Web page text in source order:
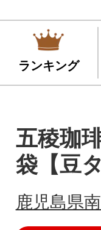
ランキング
五稜珈
袋【豆
鹿児島県